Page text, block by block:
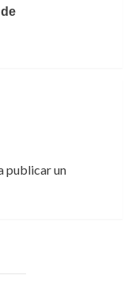
publicar un